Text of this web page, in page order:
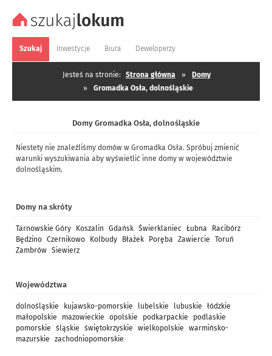
Szukaj Inwestycje Biura Deweloperzy
Jesteś na stronie: Strona główna »
Domy
»
Gromadka Osła, dolnośląskie
Domy Gromadka Osła, dolnośląskie
Niestety nie znaleźliśmy domów w Gromadka Osła. Spróbuj zmienić
warunki wyszukiwania aby wyświetlić inne domy w województwie
dolnośląskim.
Domy na skróty
Tarnowskie Góry Koszalin Gdańsk Świerklaniec Łubna
Racibórz
Będzino Czernikowo Kolbudy Błażek Poręba Zawiercie
Toruń
Zambrów Siewierz
Województwa
dolnośląskie kujawsko-pomorskie lubelskie lubuskie
łódzkie
małopolskie
mazowieckie opolskie podkarpackie
podlaskie
pomorskie
śląskie świętokrzyskie wielkopolskie
warmińsko-
mazurskie
zachodniopomorskie